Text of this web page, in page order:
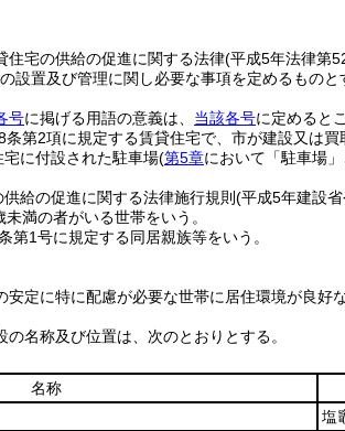
住宅の供給の促進に関する法律(平成5年法律第
設置及び管理に関し必要な事項を定めるものと
号に掲げる用語の意義は、 当該各号に定めると
第2項に規定する賃貸住宅で、市が建設又は買
に付設された駐車場(第5章において「駐車場
給の促進に関する法律施行規則 (平成5年建設
満の者がいる世帯をいう。
1号に規定する同居親族等をいう。
安定に特に配慮が必要な世帯に居住環境が良
名称及び位置は、次のとおりとする。
名称
塩